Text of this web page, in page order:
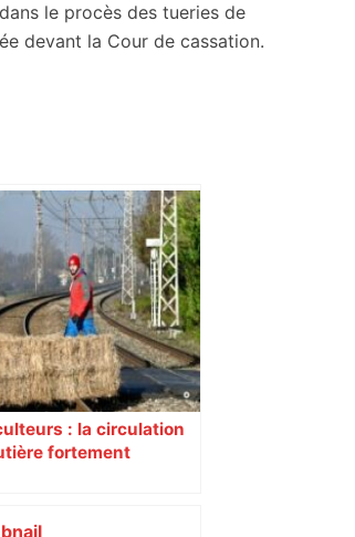
le procès des tueries de
devant la Cour de cassation.
: la circulation
fortement